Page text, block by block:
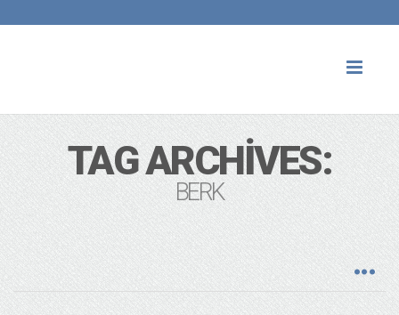
TAG ARCHIVES:
BERK